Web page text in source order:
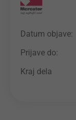
Datum objave:
Prijave do:
Kraj dela